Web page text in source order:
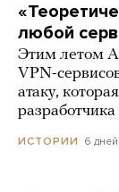
любой
Этим летом
VPN-
атаку,
разработчика
ИСТОРИИ 6